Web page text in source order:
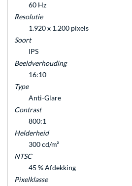
60 Hz
Resolutie
1.920 x 1.200 pixels
Soort
IPS
Beeldverhouding
16:10
Type
Anti-Glare
Contrast
800:1
Helderheid
300 cd/m²
NTSC
45 % Afdekking
Pixelklasse